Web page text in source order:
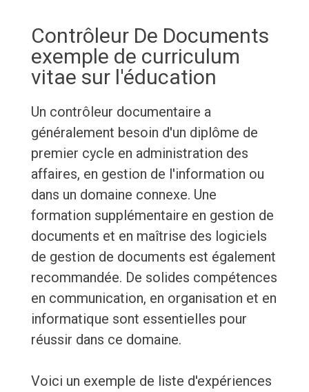
Contrôleur De Documents
exemple de curriculum
vitae sur l'éducation
Un contrôleur documentaire a
généralement besoin d'un diplôme de
premier cycle en administration des
affaires, en gestion de l'information ou
dans un domaine connexe. Une
formation supplémentaire en gestion de
documents et en maîtrise des logiciels
de gestion de documents est également
recommandée. De solides compétences
en communication, en organisation et en
informatique sont essentielles pour
réussir dans ce domaine.
Voici un exemple de liste d'expériences